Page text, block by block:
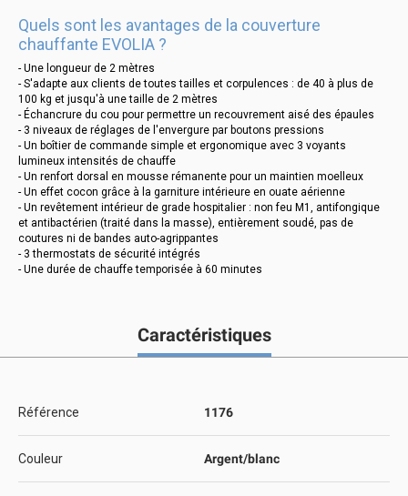
Quels sont les avantages de la couverture
chauffante EVOLIA ?
- Une longueur de 2 mètres
- S'adapte aux clients de toutes tailles et corpulences : de 40 à plus de
100 kg et jusqu'à une taille de 2 mètres
- Échancrure du cou pour permettre un recouvrement aisé des épaules
- 3 niveaux de réglages de l'envergure par boutons pressions
- Un boîtier de commande simple et ergonomique avec 3 voyants
lumineux intensités de chauffe
- Un renfort dorsal en mousse rémanente pour un maintien moelleux
- Un effet cocon grâce à la garniture intérieure en ouate aérienne
- Un revêtement intérieur de grade hospitalier : non feu M1, antifongique
et antibactérien (traité dans la masse), entièrement soudé, pas de
coutures ni de bandes auto-agrippantes
- 3 thermostats de sécurité intégrés
- Une durée de chauffe temporisée à 60 minutes
Caractéristiques
Référence 1176
Couleur Argent/blanc